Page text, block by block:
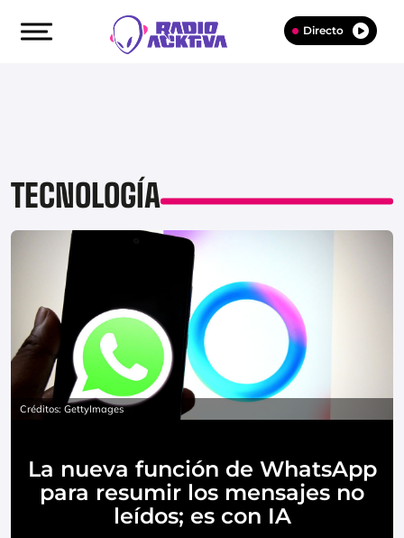
Directo
TECNOLOGÍA
Créditos: GettyImages
La nueva función de WhatsApp
para resumir los mensajes no
leídos; es con IA